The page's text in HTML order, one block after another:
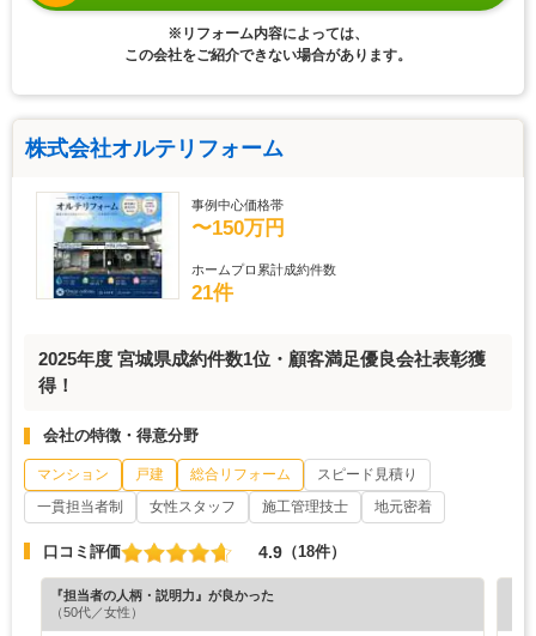
※リフォーム内容によっては、
この会社をご紹介できない場合があります。
株式会社オルテリフォーム
事例中心価格帯
〜150万円
ホームプロ累計成約件数
21件
2025年度 宮城県成約件数1位・顧客満足優良会社表彰獲
得！
会社の特徴・得意分野
マンション 戸建 総合リフォーム
スピード見積り
一貫担当者制
女性スタッフ 施工管理技士 地元密着
口コミ評価 4.9 （18件）
『担当者の人柄・説明力』が良かった
（50代／女性）